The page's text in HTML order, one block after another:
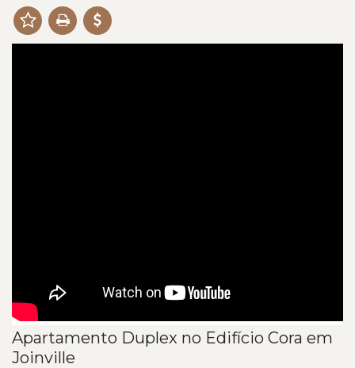
Apartamento Duplex no Edifício Cora em
Joinville